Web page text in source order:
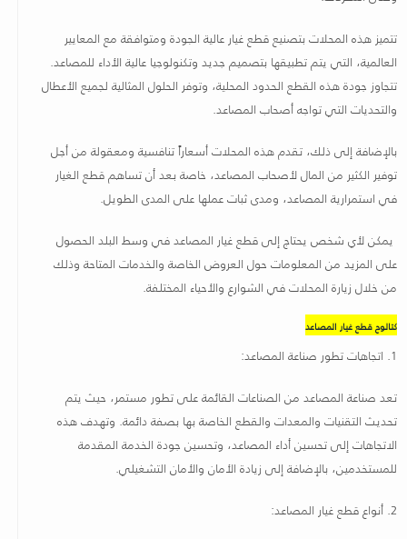
تتميز هذه المحلات بتصنيع قطع غيار عالية الجودة ومتوافقة مع المعايير
العالمية، التي يتم تطبيقها بتصميم جديد وتكنولوجيا عالية الأداء للمصاعد.
تتجاوز جودة هذه القطع الحدود المحلية، وتوفر الحلول المثالية لجميع الأعطال
والتحديات التي تواجه أصحاب المصاعد.
بالإضافة إلى ذلك، تقدم هذه المحلات أسعاراً تنافسية ومعقولة من أجل
توفير الكثير من المال لأصحاب المصاعد، خاصة بعد أن تساهم قطع الغيار
في استمرارية المصاعد، ومدى ثبات عملها على المدى الطويل.
يمكن لأي شخص يحتاج إلى قطع غيار المصاعد في وسط البلد الحصول
على المزيد من المعلومات حول العروض الخاصة والخدمات المتاحة وذلك
من خلال زيارة المحلات في الشوارع والأحياء المختلفة.
كتالوج قطع غيار المصاعد
1. اتجاهات تطور صناعة المصاعد:
تعد صناعة المصاعد من الصناعات القائمة على تطور مستمر، حيث يتم
تحديث التقنيات والمعدات والقطع الخاصة بها بصفة دائمة. وتهدف هذه
الاتجاهات إلى تحسين أداء المصاعد، وتحسين جودة الخدمة المقدمة
للمستخدمين، بالإضافة إلى زيادة الأمان والأمان التشغيلي.
2. أنواع قطع غيار المصاعد: